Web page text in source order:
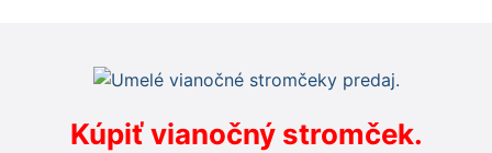
Kúpiť vianočný stromček.